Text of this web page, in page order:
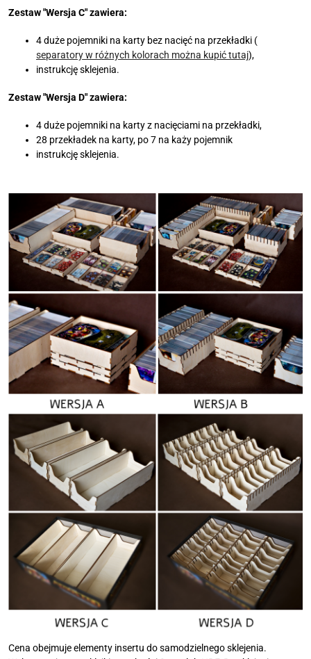
Zestaw "Wersja C"zawiera:
4 duże pojemniki na karty bez nacięć na przekładki (
separatory w różnych kolorach można kupić tutaj),
instrukcję sklejenia.
Zestaw "Wersja D"zawiera:
4 duże pojemniki na karty z nacięciami na przekładki,
28 przekładek na karty, po 7 na każy pojemnik
instrukcję sklejenia.
Cena obejmuje elementy insertu do samodzielnego sklejenia.